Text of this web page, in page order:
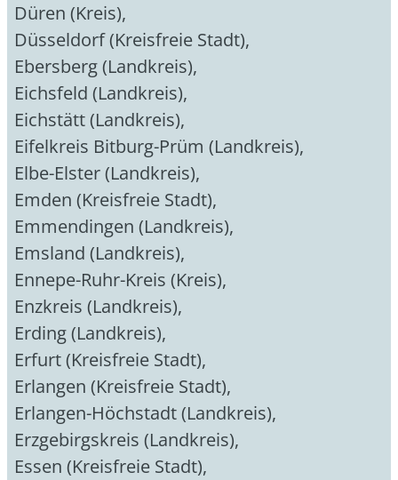
Düren (Kreis),
Düsseldorf (Kreisfreie Stadt),
Ebersberg (Landkreis),
Eichsfeld (Landkreis),
Eichstätt (Landkreis),
Eifelkreis Bitburg-Prüm (Landkreis),
Elbe-Elster (Landkreis),
Emden (Kreisfreie Stadt),
Emmendingen (Landkreis),
Emsland (Landkreis),
Ennepe-Ruhr-Kreis (Kreis),
Enzkreis (Landkreis),
Erding (Landkreis),
Erfurt (Kreisfreie Stadt),
Erlangen (Kreisfreie Stadt),
Erlangen-Höchstadt (Landkreis),
Erzgebirgskreis (Landkreis),
Essen (Kreisfreie Stadt),